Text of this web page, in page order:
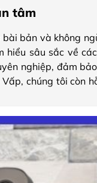
tâm
bản và không
sâu sắc về
nghiệp, đảm
chúng tôi còn